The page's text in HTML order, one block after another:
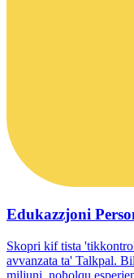
Edukazzjoni
Skopri kif tista
avvanzata ta' Talkpal.
miljuni, noħolqu